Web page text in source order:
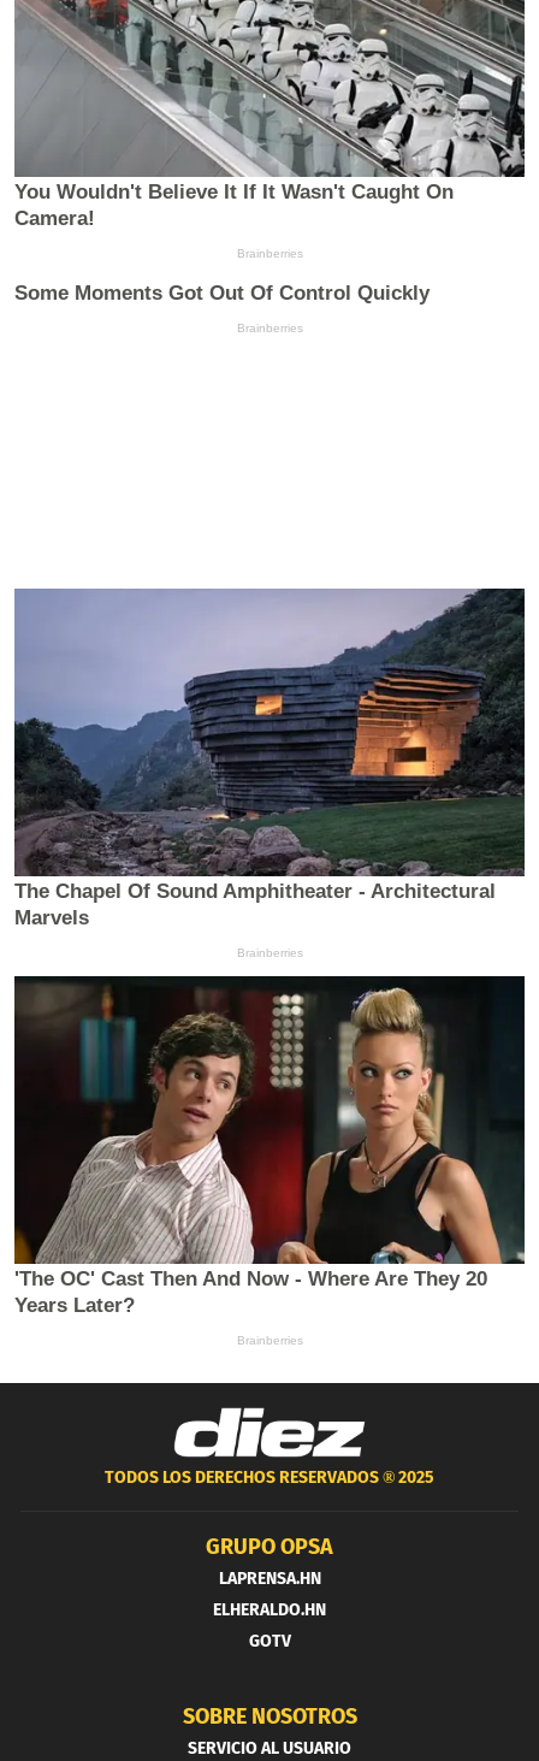
TODOS LOS DERECHOS RESERVADOS ®2025
GRUPO OPSA
LAPRENSA.HN
ELHERALDO.HN
GOTV
SOBRE NOSOTROS
SERVICIO AL USUARIO